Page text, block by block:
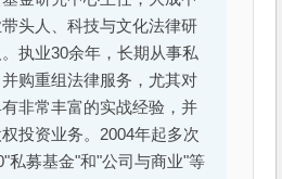
头人、科技与文化法律研
执业30余年，长期从事私
购重组法律服务，尤其对
非常丰富的实战经验，并
投资业务。2004年起多次
私募基金"和"公司与商业"等